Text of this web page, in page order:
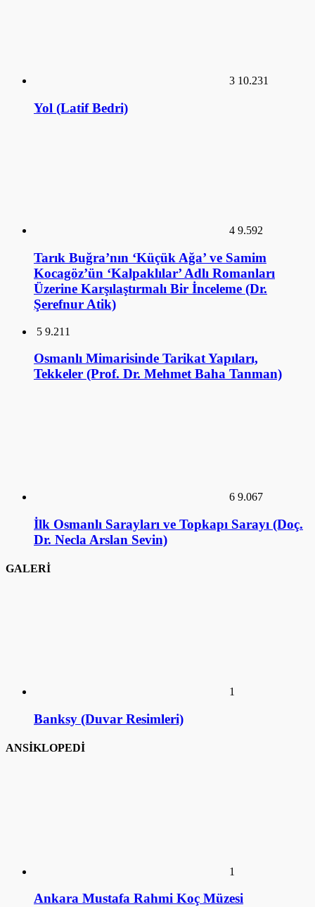
3 10.231
Yol (Latif Bedri)
4 9.592
Tarık Buğra’nın ‘Küçük Ağa’ ve Samim
Kocagöz’ün ‘Kalpaklılar’ Adlı Romanları
Üzerine Karşılaştırmalı Bir İnceleme (Dr.
Şerefnur Atik)
5 9.211
Osmanlı Mimarisinde Tarikat Yapıları,
Tekkeler (Prof. Dr. Mehmet Baha Tanman)
6 9.067
İlk Osmanlı Sarayları ve Topkapı Sarayı (Doç.
Dr. Necla Arslan Sevin)
GALERİ
1
Banksy (Duvar Resimleri)
ANSİKLOPEDİ
1
Ankara Mustafa Rahmi Koç Müzesi